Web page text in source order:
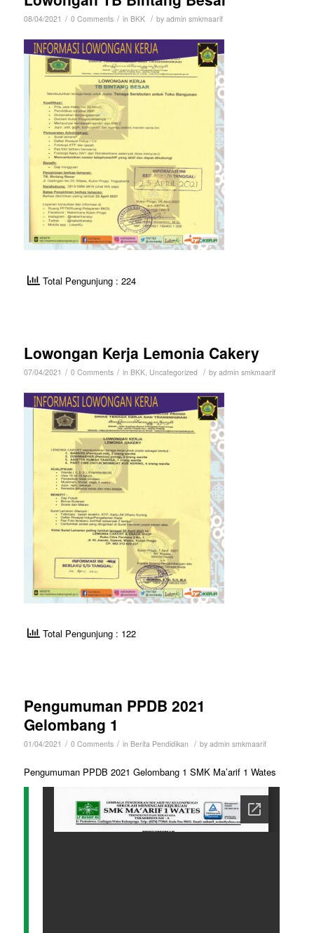
08/04/2021 / 0 Comments / in BKK / by admin smkmaarif
Total Pengunjung : 224
Lowongan Kerja Lemonia Cakery
07/04/2021 / 0 Comments / in BKK, Uncategorized / by admin smkmaarif
Total Pengunjung : 122
Pengumuman PPDB 2021
Gelombang 1
01/04/2021 / 0 Comments / in Berita Pendidikan / by admin smkmaarif
Pengumuman PPDB 2021 Gelombang 1 SMK Ma’arif 1 Wates